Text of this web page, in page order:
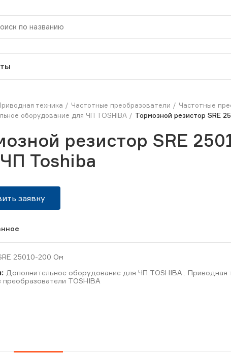
техника Частотные преобразователи
Частотные
оборудование для ЧП TOSHIBA
Тормозной резистор SRE
резистор SRE
Toshiba
заявку
25010-200 Ом
Дополнительное оборудование для ЧП TOSHIBA Приводная
преобразователи TOSHIBA